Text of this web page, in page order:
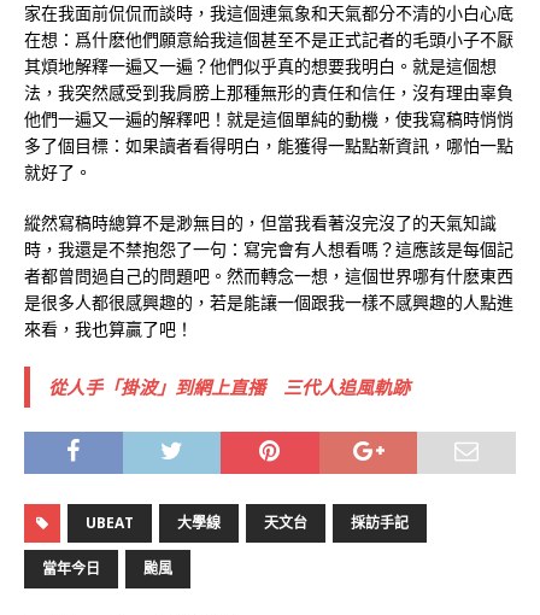
家在我面前侃侃而談時，我這個連氣象和天氣都分不清的小白心底
在想：爲什麽他們願意給我這個甚至不是正式記者的毛頭小子不厭
其煩地解釋一遍又一遍？他們似乎真的想要我明白。就是這個想
法，我突然感受到我肩膀上那種無形的責任和信任，沒有理由辜負
他們一遍又一遍的解釋吧！就是這個單純的動機，使我寫稿時悄悄
多了個目標：如果讀者看得明白，能獲得一點點新資訊，哪怕一點
就好了。
縱然寫稿時總算不是渺無目的，但當我看著沒完沒了的天氣知識
時，我還是不禁抱怨了一句：寫完會有人想看嗎？這應該是每個記
者都曾問過自己的問題吧。然而轉念一想，這個世界哪有什麽東西
是很多人都很感興趣的，若是能讓一個跟我一樣不感興趣的人點進
來看，我也算贏了吧！
從人手「掛波」到網上直播 三代人追風軌跡
UBEAT 大學線 天文台 採訪手記
當年今日 颱風